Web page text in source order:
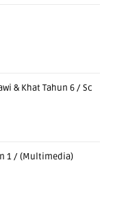
& Khat Tahun 6 / Sc
1 / (Multimedia)